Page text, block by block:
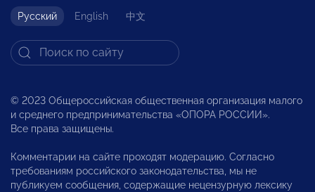
Русский English 中文
© 2023 Общероссийская общественная организация малого
и среднего предпринимательства «ОПОРА РОССИИ».
Все права защищены.
Комментарии на сайте проходят модерацию. Согласно
требованиям российского законодательства, мы не
публикуем сообщения, содержащие нецензурную лексику